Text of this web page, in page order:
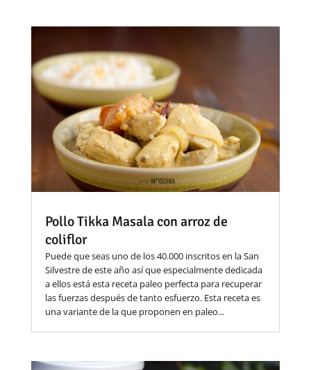
Pollo Tikka Masala con arroz de
coliflor
Puede que seas uno de los 40.000 inscritos en la San
Silvestre de este año así que especialmente dedicada
a ellos está esta receta paleo perfecta para recuperar
las fuerzas después de tanto esfuerzo. Esta receta es
una variante de la que proponen en paleo...